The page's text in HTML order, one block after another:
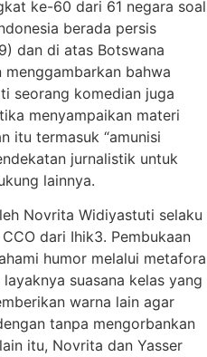
ke-60 dari 61 negara soal
berada persis
dan di atas Botswana
menggambarkan bahwa
seorang komedian juga
menyampaikan materi
itu termasuk “amunisi
jurnalistik untuk
lainnya.
Novrita Widiyastuti selaku
dari Ihik3. Pembukaan
humor melalui metafora
suasana kelas yang
warna lain agar
tanpa mengorbankan
itu, Novrita dan Yasser